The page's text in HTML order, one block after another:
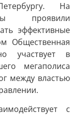
На
проявили
эффективные
Общественная
участвует в
мегаполиса
между властью
с